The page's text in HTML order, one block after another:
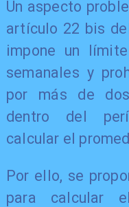
Un aspecto
artículo 22 bis
impone un
semanales y
por más de
dentro del
calcular el
Por ello, se
para calcular